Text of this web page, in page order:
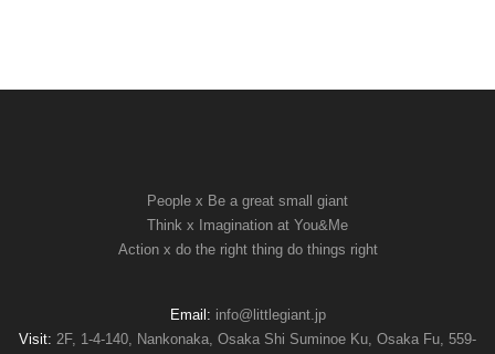
People x Be a great small giant
Think x Imagination at You&Me
Action x do the right thing do things right
Email: info@littlegiant.jp
Visit: 2F, 1-4-140, Nankonaka, Osaka Shi Suminoe Ku, Osaka Fu, 559-